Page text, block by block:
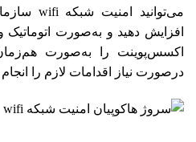
اکسس‌پوینت را به‌صورت
در‌صورت نیاز اقدامات لازم را انجام